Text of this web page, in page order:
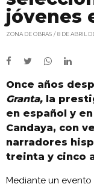
jóvenes
ZONA DE OBRAS 8 DE ABRIL
Once años
Granta, la
en español y
Candaya, con
narradores
treinta y cinco
Mediante un